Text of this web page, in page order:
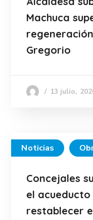
Machuca
Gregorio
13 julio,
Noticias
Concejales
el
restablecer